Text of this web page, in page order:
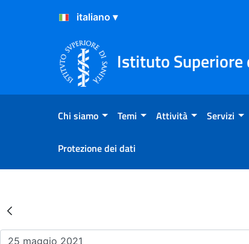
Salta al Contenuto
Salta al Footer
Istituto Superiore
Chi siamo Temi Attività Servizi
Protezione dei dati
Risultati della Ricerca -